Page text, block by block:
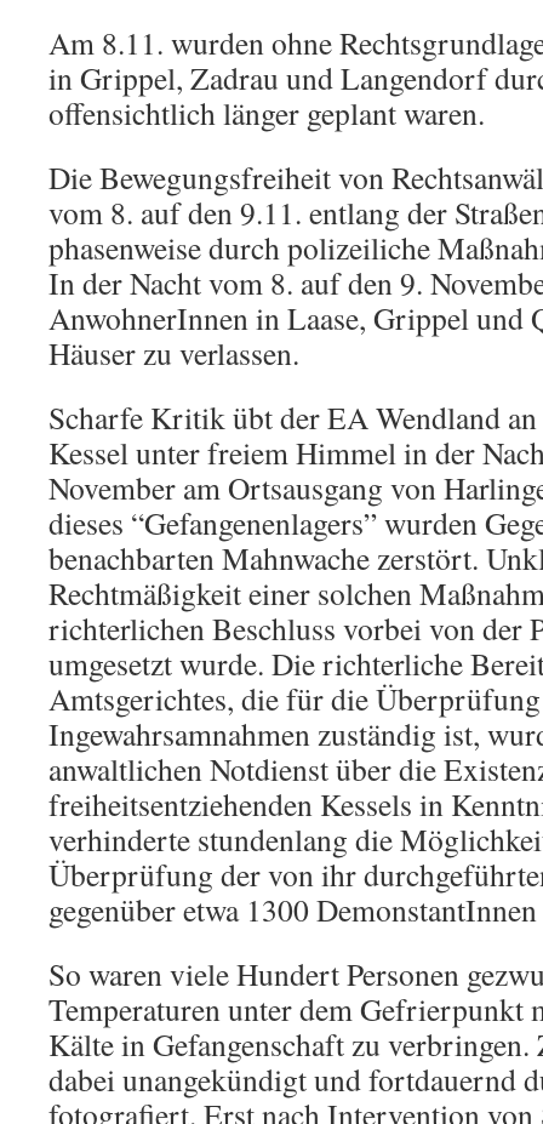
Am 8.11. wurden ohne
in Grippel, Zadrau und Langendorf
offensichtlich länger geplant waren.
Die Bewegungsfreiheit von
vom 8. auf den 9.11. entlang der
phasenweise durch polizeiliche
In der Nacht vom 8. auf den 9.
AnwohnerInnen in Laase, Grippel und
Häuser zu verlassen.
Scharfe Kritik übt der EA Wendland
Kessel unter freiem Himmel in der
November am Ortsausgang von
dieses “Gefangenenlagers” wurden
benachbarten Mahnwache zerstört.
Rechtmäßigkeit einer solchen
richterlichen Beschluss vorbei von der
umgesetzt wurde. Die richterliche
Amtsgerichtes, die für die
Ingewahrsamnahmen zuständig ist,
anwaltlichen Notdienst über die
freiheitsentziehenden Kessels in
verhinderte stundenlang die
Überprüfung der von ihr
gegenüber etwa 1300
So waren viele Hundert Personen
Temperaturen unter dem Gefrierpunkt
Kälte in Gefangenschaft zu
dabei unangekündigt und fortdauernd
fotografiert. Erst nach Intervention von